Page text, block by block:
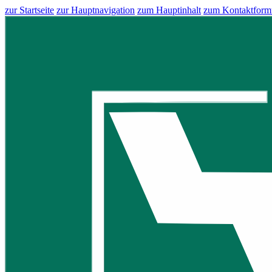
zur Startseite zur Hauptnavigation zum Hauptinhalt zum